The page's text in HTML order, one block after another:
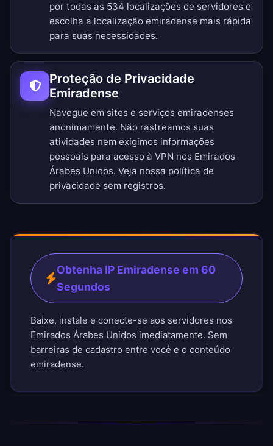
por todas as 534 localizações de servidores e
escolha a localização emiradense mais rápida
para suas necessidades.
Proteção de Privacidade
Emiradense
Navegue em sites e serviços emiradenses
anonimamente. Não rastreamos suas
atividades nem exigimos informações
pessoais para acesso à VPN nos Emirados
Árabes Unidos. Veja nossa política de
privacidade sem registros.
Obtenha IP Emiradense em 60
Segundos
Baixe, instale e conecte-se aos servidores nos
Emirados Árabes Unidos imediatamente. Sem
barreiras de cadastro entre você e o conteúdo
emiradense.